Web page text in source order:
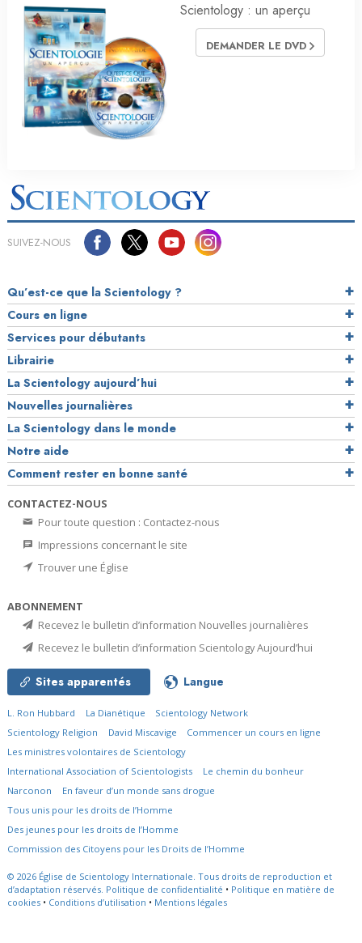
Scientology : un aperçu
DEMANDER LE DVD
SUIVEZ-NOUS
Qu’est-ce que la Scientology ?
Cours en ligne
Services pour débutants
Librairie
La Scientology aujourd’hui
Nouvelles journalières
La Scientology dans le monde
Notre aide
Comment rester en bonne santé
CONTACTEZ-NOUS
Pour toute question : Contactez-nous
Impressions concernant le site
Trouver une Église
ABONNEMENT
Recevez le bulletin d’information Nouvelles journalières
Recevez le bulletin d’information Scientology Aujourd’hui
Sites apparentés Langue
L. Ron Hubbard La Dianétique
Scientology Network
Scientology Religion
David Miscavige
Commencer un cours en ligne
Les ministres volontaires de Scientology
International Association of Scientologists
Le chemin du bonheur
Narconon
En faveur d’un monde sans drogue
Tous unis pour les droits de l’Homme
Des jeunes pour les droits de l’Homme
Commission des Citoyens pour les Droits de l’Homme
© 2026 Église de Scientology Internationale. Tous droits de reproduction et
d’adaptation réservés. Politique de confidentialité • Politique en matière de
cookies • Conditions d’utilisation • Mentions légales